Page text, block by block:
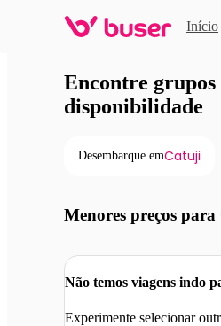
Início
Viagens de
Encontre grupos
disponibilidade
Desembarque emCatuji
Menores preços
Não temos viagens indo
Experimente selecionar